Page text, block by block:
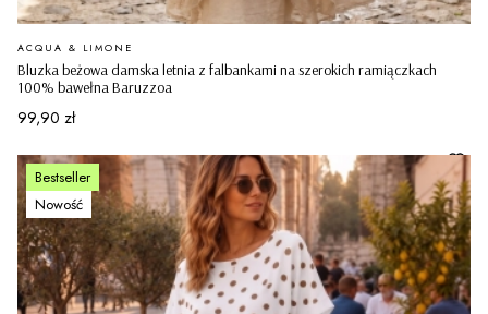
Bluzka beżowa damska letnia z falbankami na szerokich ramiączkach
100% bawełna Baruzzoa
PRODUCENT
ACQUA & LIMONE
Cena
99,90 zł
Bestseller
Nowość